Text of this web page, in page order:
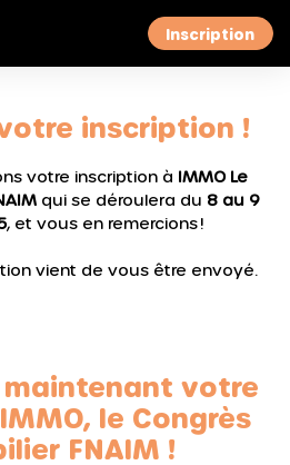
Inscription
inscription !
votre inscription à IMMO Le
qui se déroulera du 8 au 9
, et vous en remercions ! ​
vient de vous être envoyé.
maintenant votre
le Congrès
FNAIM !​